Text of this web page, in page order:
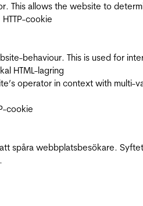
This allows the website to
HTTP-cookie
behaviour. This is used for
HTML-lagring
operator in context with
cookie
spåra webbplatsbesökare.